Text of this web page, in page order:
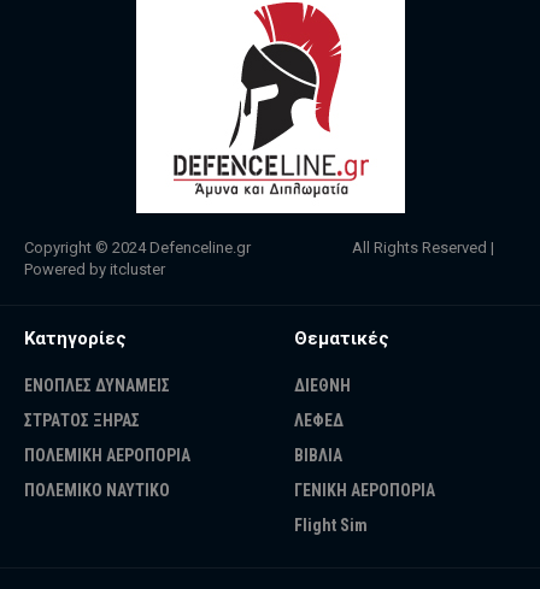
Copyright © 2024 Defenceline.gr All Rights Reserved |
Powered by itcluster
Κατηγορίες
ΕΝΟΠΛΕΣ ΔΥΝΑΜΕΙΣ
ΣΤΡΑΤΟΣ ΞΗΡΑΣ
ΠΟΛΕΜΙΚΗ ΑΕΡΟΠΟΡΙΑ
ΠΟΛΕΜΙΚΟ ΝΑΥΤΙΚΟ
Θεματικές
ΔΙΕΘΝΗ
ΛΕΦΕΔ
ΒΙΒΛΙΑ
ΓΕΝΙΚΗ ΑΕΡΟΠΟΡΙΑ
Flight Sim